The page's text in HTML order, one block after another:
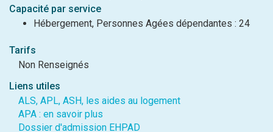
Capacité par service
Hébergement, Personnes Agées dépendantes : 24
Tarifs
Non Renseignés
Liens utiles
ALS, APL, ASH, les aides au logement
APA : en savoir plus
Dossier d'admission EHPAD